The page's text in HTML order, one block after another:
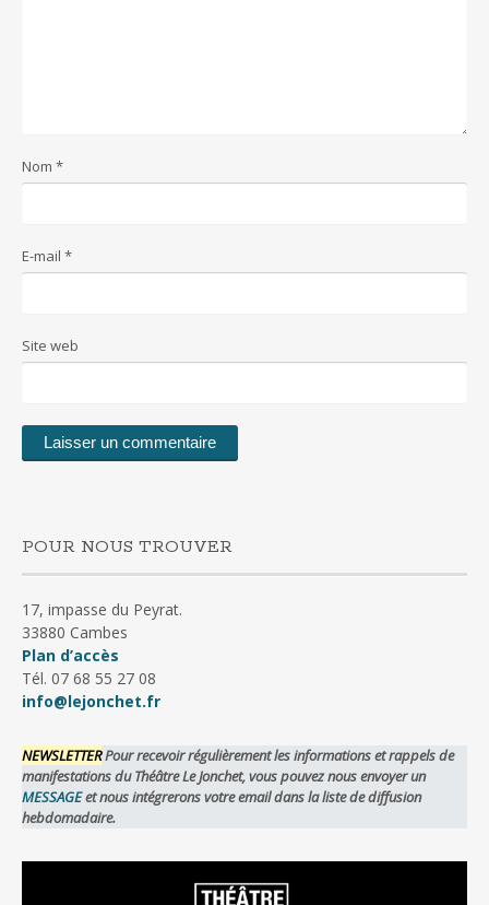
Nom *
E-mail *
Site web
POUR NOUS TROUVER
17, impasse du Peyrat.
33880 Cambes
Plan d’accès
Tél. 07 68 55 27 08
info@lejonchet.fr
NEWSLETTERPour recevoir régulièrement les informations et rappels de
manifestations du Théâtre Le Jonchet, vous pouvez nous envoyer un
MESSAGEet nous intégrerons votre email dans la liste de diffusion
hebdomadaire.